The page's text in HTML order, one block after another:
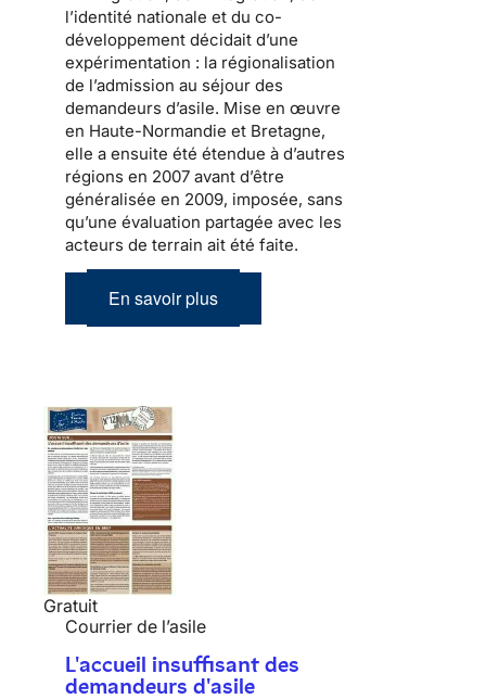
l’identité nationale et du co-
développement décidait d’une
expérimentation : la régionalisation
de l’admission au séjour des
demandeurs d’asile. Mise en œuvre
en Haute-Normandie et Bretagne,
elle a ensuite été étendue à d’autres
régions en 2007 avant d’être
généralisée en 2009, imposée, sans
qu’une évaluation partagée avec les
acteurs de terrain ait été faite.
En savoir plus
Gratuit
Courrier de l’asile
L'accueil insuffisant des
demandeurs d'asile